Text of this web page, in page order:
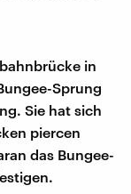
in
Sprung
Sie hat sich
piercen
das Bungee-